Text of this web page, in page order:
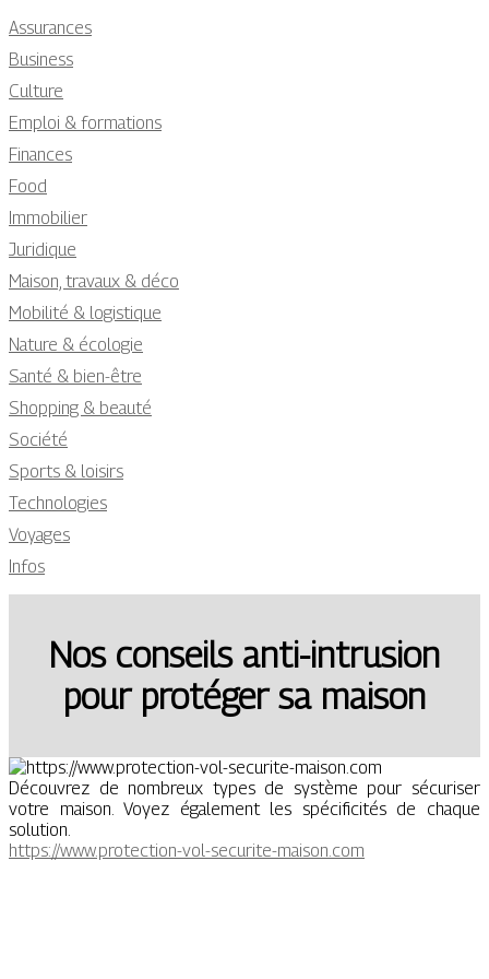
Assurances
Business
Culture
Emploi & formations
Finances
Food
Immobilier
Juridique
Maison, travaux & déco
Mobilité & logistique
Nature & écologie
Santé & bien-être
Shopping & beauté
Société
Sports & loisirs
Technologies
Voyages
Infos
Nos conseils anti-intrusion
pour protéger sa maison
Découvrez de nombreux types de système pour sécuriser
votre maison. Voyez également les spécificités de chaque
solution.
https://www.protection-vol-securite-maison.com